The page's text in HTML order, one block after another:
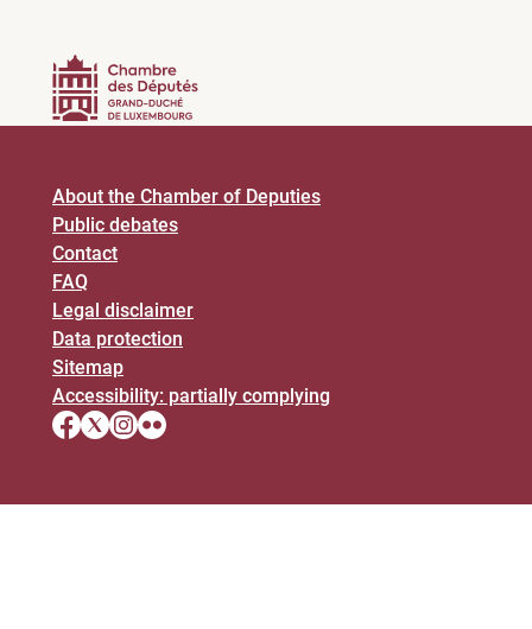
About the Chamber of Deputies
Public debates
Contact
FAQ
Legal disclaimer
Data protection
Sitemap
Accessibility: partially complying